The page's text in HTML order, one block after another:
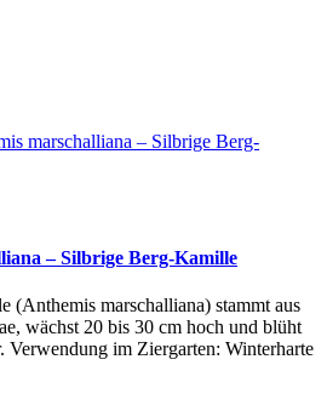
– Silbrige Berg-Kamille
(Anthemis marschalliana) stammt aus
wächst 20 bis 30 cm hoch und blüht
Verwendung im Ziergarten: Winterharte